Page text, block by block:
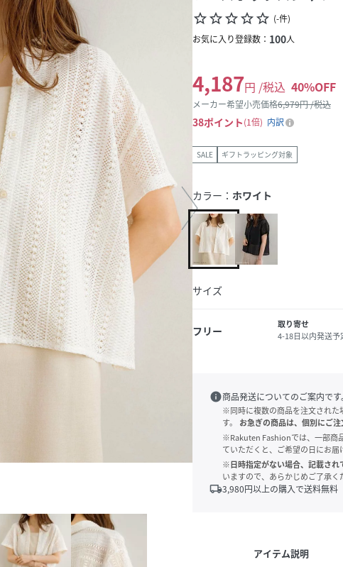
star_borderstar_borderstar_borderstar_borderstar_border (-件)
お気に入り登録数： 100人
4,187円 /税込 40%OFF
メーカー希望小売価格6,979円 /税込
38ポイント 1倍 内訳
SALE ギフトラッピング対象
カラー： ホワイト
サイズ
フリー
取り寄せ
4-18日以内発送予
info商品発送についてのご案内です。
※同時に複数の商品を注文された
す。
お急ぎの商品は、個別にご注
※Rakuten Fashionでは、一部商
ていただくと、ご希望の日にお届
※日時指定がない場合、記載され
いますので、あらかじめご了承く
local_shipping3,980円以上の購入で送料無料
アイテム説明